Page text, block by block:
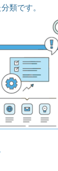
類です。